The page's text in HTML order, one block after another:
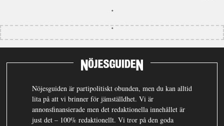
Nöjesguiden är partipolitiskt obunden, men du kan alltid
lita på att vi brinner för jämställdhet. Vi är
annonsfinansierade men det redaktionella innehållet är
just det – 100% redaktionellt. Vi tror på den goda